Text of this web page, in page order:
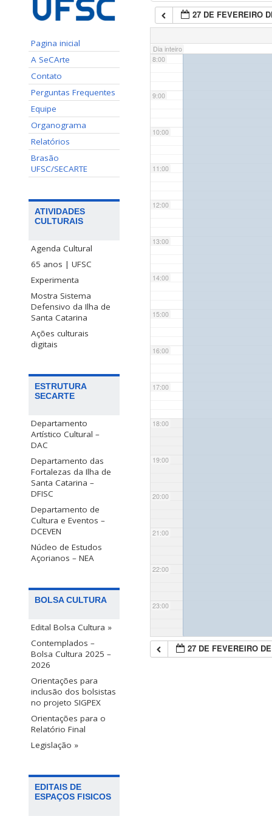
Pagina inicial
A SeCArte
Contato
Perguntas Frequentes
Equipe
Organograma
Relatórios
Brasão
UFSC/SECARTE
ATIVIDADES
CULTURAIS
Agenda Cultural
65 anos | UFSC
Experimenta
Mostra Sistema
Defensivo da Ilha de
Santa Catarina
Ações culturais
digitais
ESTRUTURA
SECARTE
Departamento
Artístico Cultural –
DAC
Departamento das
Fortalezas da Ilha de
Santa Catarina –
DFISC
Departamento de
Cultura e Eventos –
DCEVEN
Núcleo de Estudos
Açorianos – NEA
BOLSA CULTURA
Edital Bolsa Cultura »
Contemplados –
Bolsa Cultura 2025 –
2026
Orientações para
inclusão dos bolsistas
no projeto SIGPEX
Orientações para o
Relatório Final
Legislação »
EDITAIS DE
ESPAÇOS FISICOS
27 DE FEVEREIRO
Dia inteiro
7:00
8:00
9:00
10:00
11:00
12:00
13:00
14:00
15:00
16:00
17:00
18:00
19:00
20:00
21:00
22:00
23:00
27 DE FEVEREIRO